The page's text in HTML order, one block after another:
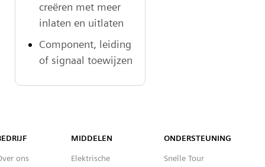
creëren met meer
inlaten en uitlaten
Component, leiding
of signaal toewijzen
Capital™ X Panel Designer
ons
MIDDELEN
Elektrische
ONDERSTEUNING
Snelle Tour